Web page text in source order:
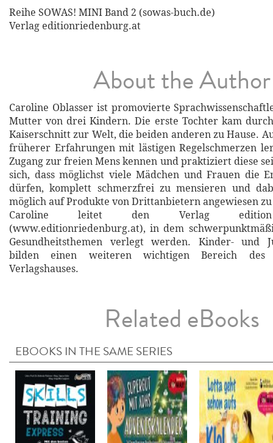
Reihe SOWAS! MINI Band 2 (sowas-buch.de)
Verlag editionriedenburg.at
About the Author
Caroline Oblasser ist promovierte
Mutter von drei Kindern. Die erste Tochter kam
Kaiserschnitt zur Welt, die beiden anderen zu Hause.
früherer Erfahrungen mit lästigen Regelschmerzen
Zugang zur freien Mens kennen und praktiziert diese
sich, dass möglichst viele Mädchen und Frauen die
dürfen, komplett schmerzfrei zu mensieren und
möglich auf Produkte von Drittanbietern angewiesen
Caroline leitet den Verlag edition
(www.editionriedenburg.at), in dem
Gesundheitsthemen verlegt werden. Kinder- und
bilden einen weiteren wichtigen Bereich des
Verlagshauses.
Related eBooks
EBOOKS IN THE SAME SERIES